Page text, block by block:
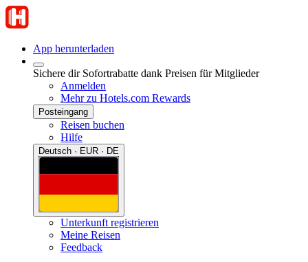
App herunterladen
Sichere dir Sofortrabatte dank Preisen für Mitglieder
Anmelden
Mehr zu Hotels.com Rewards
Posteingang
Reisen buchen
Hilfe
Deutsch · EUR · DE
Unterkunft registrieren
Meine Reisen
Feedback